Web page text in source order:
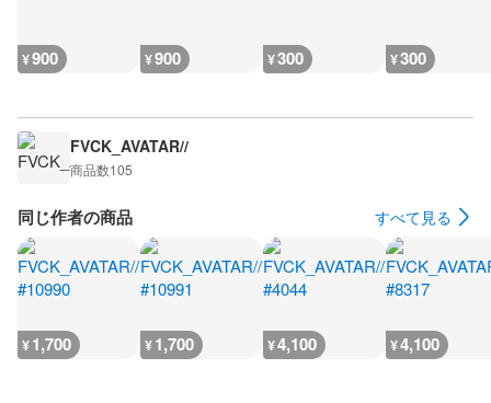
¥900 ¥900 ¥300 ¥300
FVCK_AVATAR//
商品数105
同じ作者の商品 すべて見る
¥1,700 ¥1,700 ¥4,100 ¥4,100